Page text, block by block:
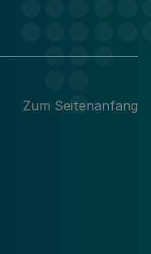
Zum Seitenanfang